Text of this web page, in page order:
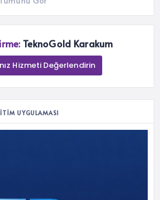
TeknoGold Karakum
Hizmeti Değerlendirin
UYGULAMASI